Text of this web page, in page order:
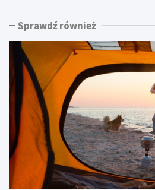
n
a
ł
u
p
D
l
a
c
i
m
o
r
z
m
u
k
y
Sprawdź również